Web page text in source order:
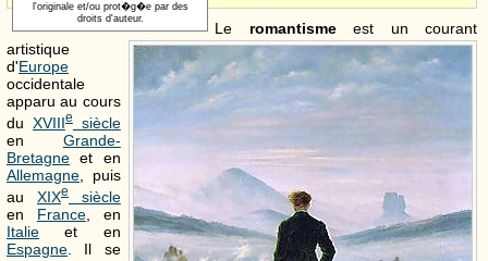
l'originale et/ou prot�g�e par des
droits d'auteur.
Le romantismeest un courant
artistique
d'Europe
occidentale
apparu au cours
du XVIIIesiècle
en Grande-
Bretagne et en
Allemagne , puis
au XIXesiècle
en France, en
Italie et en
Espagne . Il se